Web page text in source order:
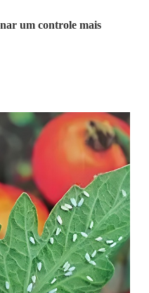
um controle mais